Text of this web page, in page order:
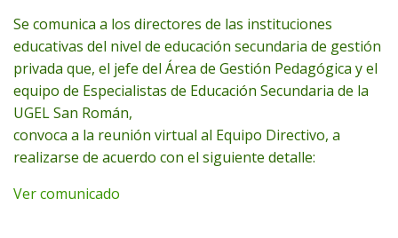
Se comunica a los directores de las instituciones
educativas del nivel de educación secundaria de gestión
privada que, el jefe del Área de Gestión Pedagógica y el
equipo de Especialistas de Educación Secundaria de la
UGEL San Román,
convoca a la reunión virtual al Equipo Directivo, a
realizarse de acuerdo con el siguiente detalle:
Ver comunicado